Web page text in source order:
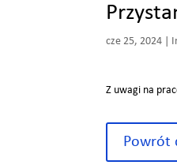
cze 25, 2024
Z uwagi na
Powrót